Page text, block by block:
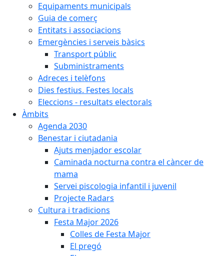
Equipaments municipals
Guia de comerç
Entitats i associacions
Emergències i serveis bàsics
Transport públic
Subministraments
Adreces i telèfons
Dies festius. Festes locals
Eleccions - resultats electorals
Àmbits
Agenda 2030
Benestar i ciutadania
Ajuts menjador escolar
Caminada nocturna contra el càncer de
mama
Servei piscologia infantil i juvenil
Projecte Radars
Cultura i tradicions
Festa Major 2026
Colles de Festa Major
El pregó